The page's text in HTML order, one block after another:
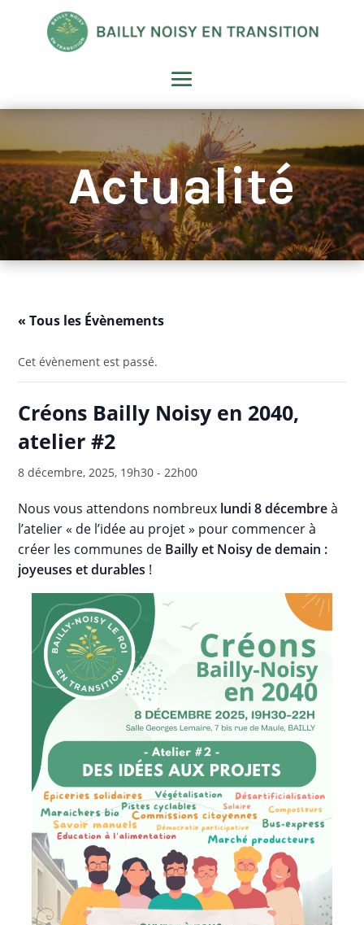
Actualité
« Tous les Évènements
Cet évènement est passé.
Créons Bailly Noisy en 2040,
atelier #2
8 décembre, 2025, 19h30 -22h00
Nous vous attendons nombreux lundi 8 décembreà
l’atelier « de l’idée au projet » pour commencer à
créer les communes de Bailly et Noisy de demain :
joyeuses et durables !